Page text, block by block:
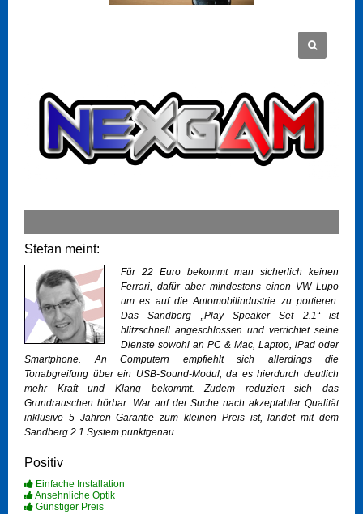
Stefan meint:
Für 22 Euro bekommt man sicherlich keinen
Ferrari, dafür aber mindestens einen VW Lupo
um es auf die Automobilindustrie zu portieren.
Das Sandberg „Play Speaker Set 2.1“ ist
blitzschnell angeschlossen und verrichtet seine
Dienste sowohl an PC & Mac, Laptop, iPad oder
Smartphone. An Computern empfiehlt sich allerdings die
Tonabgreifung über ein USB-Sound-Modul, da es hierdurch deutlich
mehr Kraft und Klang bekommt. Zudem reduziert sich das
Grundrauschen hörbar. War auf der Suche nach akzeptabler Qualität
inklusive 5 Jahren Garantie zum kleinen Preis ist, landet mit dem
Sandberg 2.1 System punktgenau.
Positiv
Einfache Installation
Ansehnliche Optik
Günstiger Preis